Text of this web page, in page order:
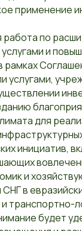
применение
работа по
и
рамках
услугами,
для
инициатив,
и
в
транспортно-
будет